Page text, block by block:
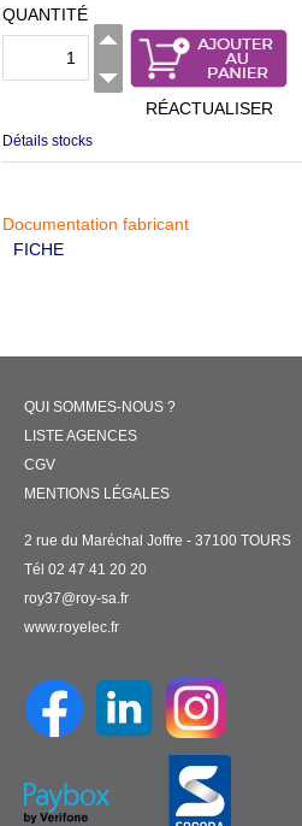
QUANTITÉ
RÉACTUALISER
Détails stocks
Documentation fabricant
FICHE
QUI SOMMES-NOUS ?
LISTE AGENCES
CGV
MENTIONS LÉGALES
2 rue du Maréchal Joffre - 37100 TOURS
Tél 02 47 41 20 20
roy37@roy-sa.fr
www.royelec.fr